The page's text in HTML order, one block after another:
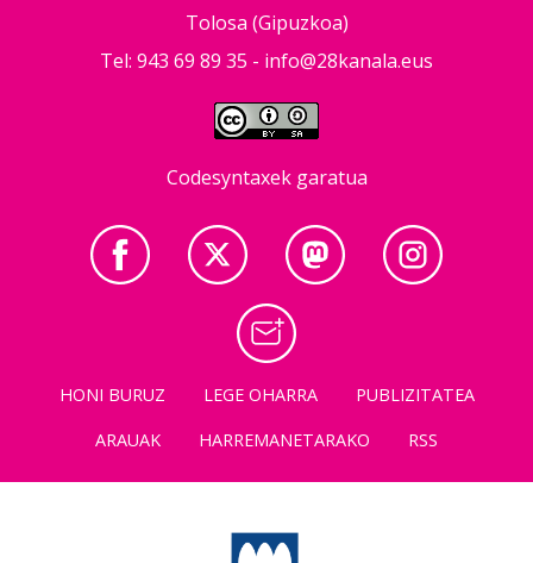
Tolosa (Gipuzkoa)
Tel: 943 69 89 35 - info@28kanala.eus
Codesyntaxek garatua
HONI BURUZ LEGE OHARRA
PUBLIZITATEA
ARAUAK
HARREMANETARAKO RSS